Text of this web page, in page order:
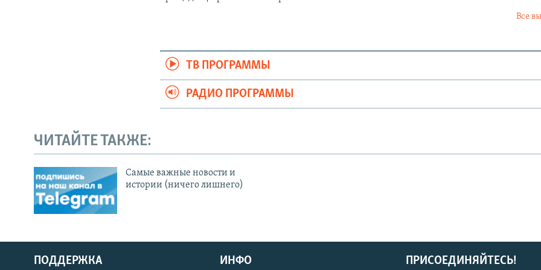
Все
ТВ ПРОГРАММЫ
РАДИО ПРОГРАММЫ
ЧИТАЙТЕ ТАКЖЕ:
Cамые важные новости и
истории (ничего лишнего)
ПРИСОЕДИНЯЙТЕСЬ!
ПОДДЕРЖКА ИНФО